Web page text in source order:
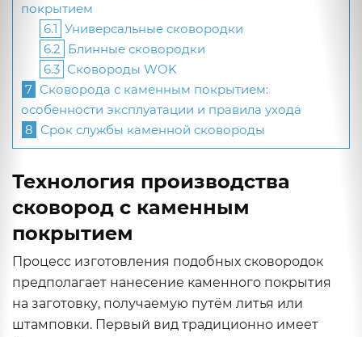
покрытием
6.1 Универсальные сковородки
6.2 Блинные сковородки
6.3 Сковороды WOK
7 Сковорода с каменным покрытием:
особенности эксплуатации и правила ухода
8 Срок службы каменной сковороды
Технология производства
сковород с каменным
покрытием
Процесс изготовления подобных сковородок
предполагает нанесение каменного покрытия
на заготовку, получаемую путём литья или
штамповки. Первый вид традиционно имеет